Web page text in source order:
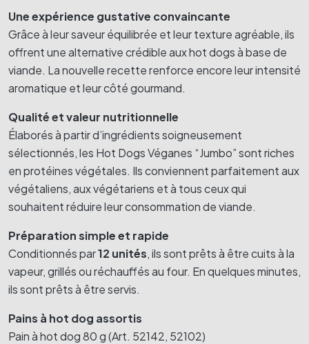
Une expérience gustative convaincante
Grâce à leur saveur équilibrée et leur texture agréable, ils
offrent une alternative crédible aux hot dogs à base de
viande. La nouvelle recette renforce encore leur intensité
aromatique et leur côté gourmand.
Qualité et valeur nutritionnelle
Élaborés à partir d’ingrédients soigneusement
sélectionnés, les Hot Dogs Véganes “Jumbo” sont riches
en protéines végétales. Ils conviennent parfaitement aux
végétaliens, aux végétariens et à tous ceux qui
souhaitent réduire leur consommation de viande.
Préparation simple et rapide
Conditionnés par12 unités, ils sont prêts à être cuits à la
vapeur, grillés ou réchauffés au four. En quelques minutes,
ils sont prêts à être servis.
Pains à hot dog assortis
Pain à hot dog 80 g (Art. 52142, 52102)